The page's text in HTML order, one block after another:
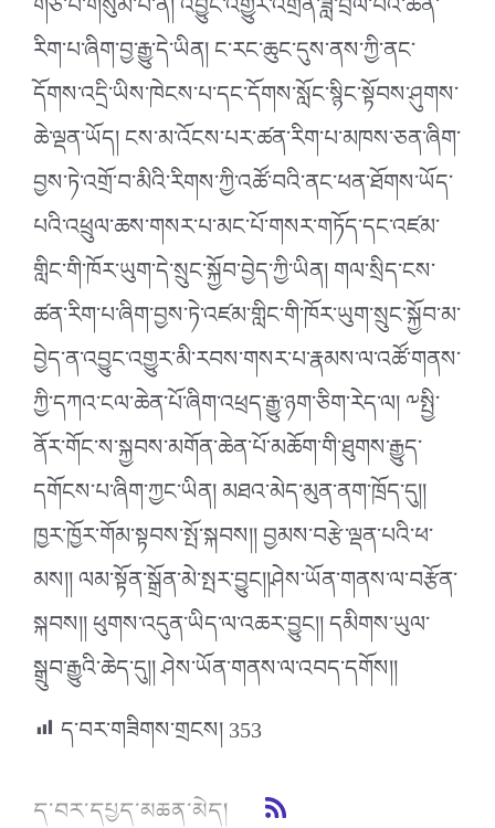
རིག་པ་ཞིག་བྱ་རྒྱུ་དེ་ཡིན། ང་རང་ཆུང་དུས་ནས་ཀྱི་ནང་
དོགས་འདྲི་ཡིས་ཁེངས་པ་དང་དོགས་སློང་སྙིང་སྟོབས་ཤུགས་
ཆེ་ལྡན་ཡོད། ངས་མ་འོངས་པར་ཚན་རིག་པ་མཁས་ཅན་ཞིག་
བྱས་ཏེ་འགྲོ་བ་མིའི་རིགས་ཀྱི་འཚོ་བའི་ནང་ཕན་ཐོགས་ཡོད་
པའི་འཕྲུལ་ཆས་གསར་པ་མང་པོ་གསར་གཏོད་དང་འཛམ་
གླིང་གི་ཁོར་ཡུག་དེ་སྲུང་སྐྱོབ་བྱེད་ཀྱི་ཡིན། གལ་སྲིད་ངས་
ཚན་རིག་པ་ཞིག་བྱས་ཏེ་འཛམ་གླིང་གི་ཁོར་ཡུག་སྲུང་སྐྱོབ་མ་
བྱེད་ན་འབྱུང་འགྱུར་མི་རབས་གསར་པ་རྣམས་ལ་འཚོ་གནས་
ཀྱི་དཀའ་ངལ་ཆེན་པོ་ཞིག་འཕྲད་རྒྱུ་ཉག་ཅིག་རེད་ལ། ༸སྤྱི་
ནོར་གོང་ས་སྐྱབས་མགོན་ཆེན་པོ་མཆོག་གི་ཐུགས་རྒྱུད་
དགོངས་པ་ཞིག་ཀྱང་ཡིན། མཐའ་མེད་མུན་ནག་ཁྲོད་དུ།།
ཁྱར་ཁྱོར་གོམ་སྟབས་སྤོ་སྐབས།། བྱམས་བརྩེ་ལྡན་པའི་ཕ་
མས།། ལམ་སྟོན་སྒྲོན་མེ་སྤར་བྱུང།།ཤེས་ཡོན་གནས་ལ་བརྩོན་
སྐབས།། ཕུགས་འདུན་ཡིད་ལ་འཆར་བྱུང།། དམིགས་ཡུལ་
སྒྲུབ་རྒྱུའི་ཆེད་དུ།། ཤེས་ཡོན་གནས་ལ་འབད་དགོས།།
ད་བར་གཟིགས་གྲངས།353
ད་བར་དཔྱད་མཆན་མེད།